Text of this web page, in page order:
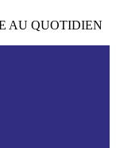
AU QUOTIDIEN